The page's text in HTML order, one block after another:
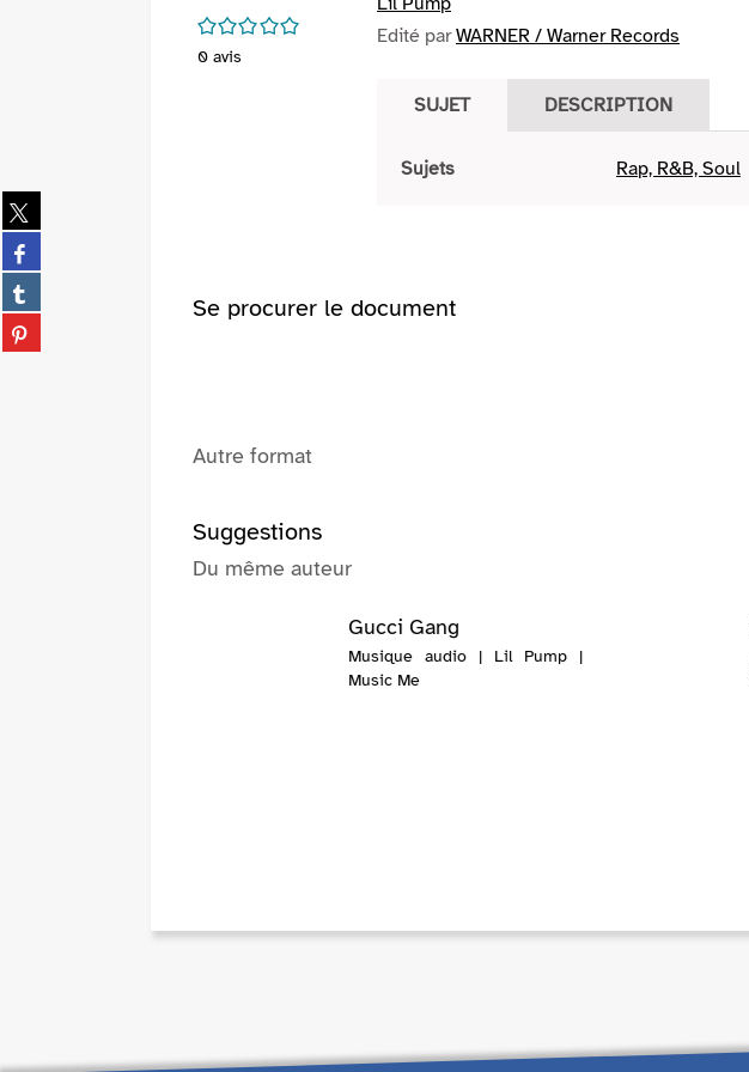
Partager
sur
twitter
(Nouvelle
fenêtre)
Partager
sur
facebook
(Nouvelle
fenêtre)
Partager
sur
tumblr
Partager
sur
/5
0 avis
Edité parWARNER / Warner Records
SUJET DESCRIPTION
Sujets Rap, R&B, Soul
Se procurer le document
Autre format
Suggestions
Du même auteur
Gucci Gang
Musique audio | Lil Pump |
Music Me